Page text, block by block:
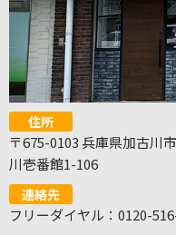
住所
〒675-0103 兵庫県加古川
川壱番館1-106
連絡先
フリーダイヤル：0120-